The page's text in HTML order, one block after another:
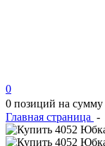
0
0 позиций на сумму
Главная страница -